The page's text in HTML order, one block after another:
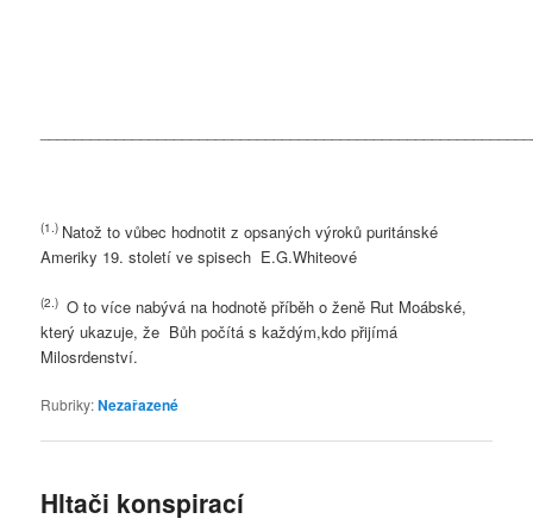
(1.) Natož to vůbec hodnotit z opsaných výroků puritánské
Ameriky 19. století ve spisech E.G.Whiteové
(2.) O to více nabývá na hodnotě příběh o ženě Rut Moábské,
který ukazuje, že Bůh počítá s každým,kdo přijímá
Milosrdenství.
Rubriky:Nezařazené
Hltači konspirací